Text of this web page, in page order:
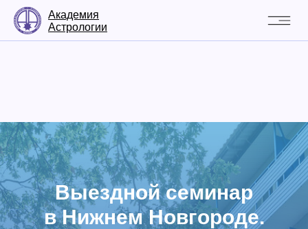
Академия
Астрологии
Выездной семинар
в Нижнем Новгороде.